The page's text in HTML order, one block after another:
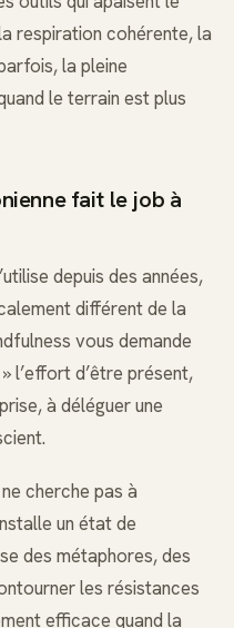
respiration cohérente, la
la pleine
le terrain est plus
fait le job à
depuis des années,
différent de la
vous demande
l’effort d’être présent,
à déléguer une
cherche pas à
un état de
des métaphores, des
les résistances
efficace quand la